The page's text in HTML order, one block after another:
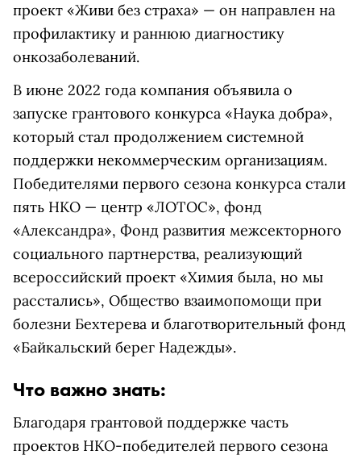
проект «Живи без страха» — он направлен на
профилактику и раннюю диагностику
онкозаболеваний.
В июне 2022 года компания объявила о
запуске грантового конкурса «Наука добра»,
который стал продолжением системной
поддержки некоммерческим организациям.
Победителями первого сезона конкурса стали
пять НКО — центр «ЛОТОС», фонд
«Александра», Фонд развития межсекторного
социального партнерства, реализующий
всероссийский проект «Химия была, но мы
расстались», Общество взаимопомощи при
болезни Бехтерева и благотворительный фонд
«Байкальский берег Надежды».
Что важно знать:
Благодаря грантовой поддержке часть
проектов НКО-победителей первого сезона